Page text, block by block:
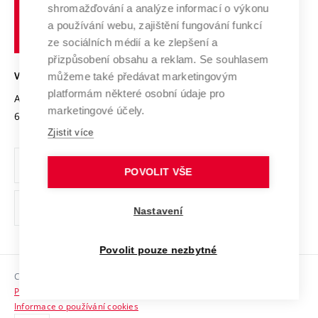
Transfer znalostí
Open Science
Projekty
Projekty ze strukturálních fondů
Specifický výzkum
Služby univerzity
Mezinárodní dohody
Univerzitní sítě
Udržitelná univerzita
Podnikavá univerzita / ContriBUTe
Bezpečná univerzita
Vyznamenání
Organizační struktura
Ochrana osobních údajů
odkaz)
Sociální bezpečí
HR Award
učení
technické
VYSOKÉ UČENÍ TECHNICKÉ V BRNĚ
Antonínská 548/1
602 00 Brno
www.vut.cz
vut@vutbr.cz
Copyright © 2026 VUT
Prohlášení o přístupnosti
Informace o používání cookies
shromažďování a analýze informací o výkonu
a používání webu, zajištění fungování funkcí
ze sociálních médií a ke zlepšení a
přizpůsobení obsahu a reklam. Se souhlasem
můžeme také předávat marketingovým
platformám některé osobní údaje pro
marketingové účely.
Zjistit více
POVOLIT VŠE
Nastavení
Povolit pouze nezbytné